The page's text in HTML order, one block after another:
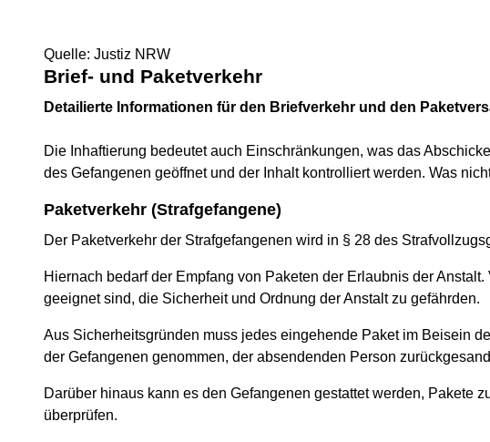
Quelle: Justiz NRW
Brief- und Paketverkehr
Detailierte Informationen für den Briefverkehr und den
Die Inhaftierung bedeutet auch Einschränkungen, was das
des Gefangenen geöffnet und der Inhalt kontrolliert werden. Was
Paketverkehr (Strafgefangene)
Der Paketverkehr der Strafgefangenen wird in § 28 des
Hiernach bedarf der Empfang von Paketen der Erlaubnis der
geeignet sind, die Sicherheit und Ordnung der Anstalt zu gefährden.
Aus Sicherheitsgründen muss jedes eingehende Paket im Beisein
der Gefangenen genommen, der absendenden Person
Darüber hinaus kann es den Gefangenen gestattet werden, Pakete
überprüfen.